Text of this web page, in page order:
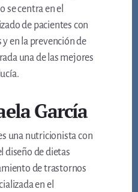
se centra en el
de pacientes con
en la prevención de
una de las mejores
García
una nutricionista con
diseño de dietas
de trastornos
en el